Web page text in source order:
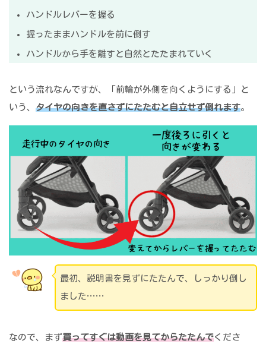
ハンドルレバーを握る
握ったままハンドルを前に倒す
ハンドルから手を離すと自然とたたまれていく
という流れなんですが、「前輪が外側を向くようにする」と
いう、 タイヤの向きを直さずにたたむと自立せず倒れます。
最初、説明書を見ずにたたんで、しっかり倒し
ました……
なので、まず買ってすぐは動画を見てからたたんでくださ